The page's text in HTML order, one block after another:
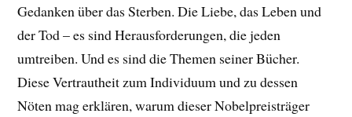
Gedanken über das Sterben. Die Liebe, das Leben und
der Tod – es sind Herausforderungen, die jeden
umtreiben. Und es sind die Themen seiner Bücher.
Diese Vertrautheit zum Individuum und zu dessen
Nöten mag erklären, warum dieser Nobelpreisträger